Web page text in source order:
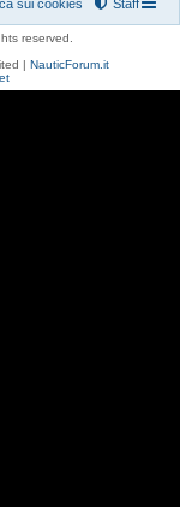
Staff
sui cookies
reserved.
| NauticForum.it